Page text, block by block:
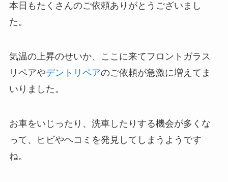
本日もたくさんのご依頼ありがとうございまし
た。
気温の上昇のせいか、ここに来てフロントガラス
リペアやデントリペアのご依頼が急激に増えてま
いりました。
お車をいじったり、洗車したりする機会が多くな
って、ヒビやヘコミを発見してしまうようです
ね。